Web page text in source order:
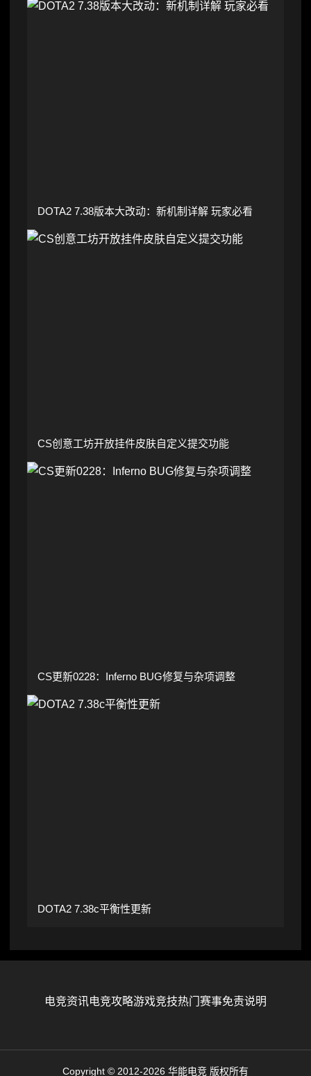
DOTA2 7.38版本大改动：新机制详解 玩家必看
CS创意工坊开放挂件皮肤自定义提交功能
CS更新0228：Inferno BUG修复与杂项调整
DOTA2 7.38c平衡性更新
电竞资讯电竞攻略游戏竞技热门赛事免责说明
Copyright © 2012-2026 华能电竞 版权所有